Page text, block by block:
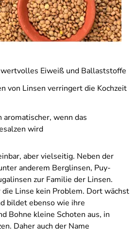
Eiweiß und Ballaststoffe
von Linsen verringert die Kochzeit
aromatischer, wenn das
wird
aber vielseitig. Neben der
anderem Berglinsen, Puy-
zur Familie der Linsen.
die Linse kein Problem. Dort wächst
bildet ebenso wie ihre
Bohne kleine Schoten aus, in
Daher auch der Name